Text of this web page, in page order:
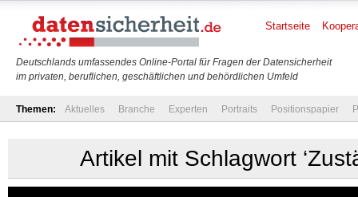
Deutschlands umfassendes Online-Portal für Fragen der Datensicherheit
im privaten, beruflichen, geschäftlichen und behördlichen Umfeld
Startseite
Themen: Aktuelles Branche Experten Portraits Positionspapier
Artikel mit Schlagwort